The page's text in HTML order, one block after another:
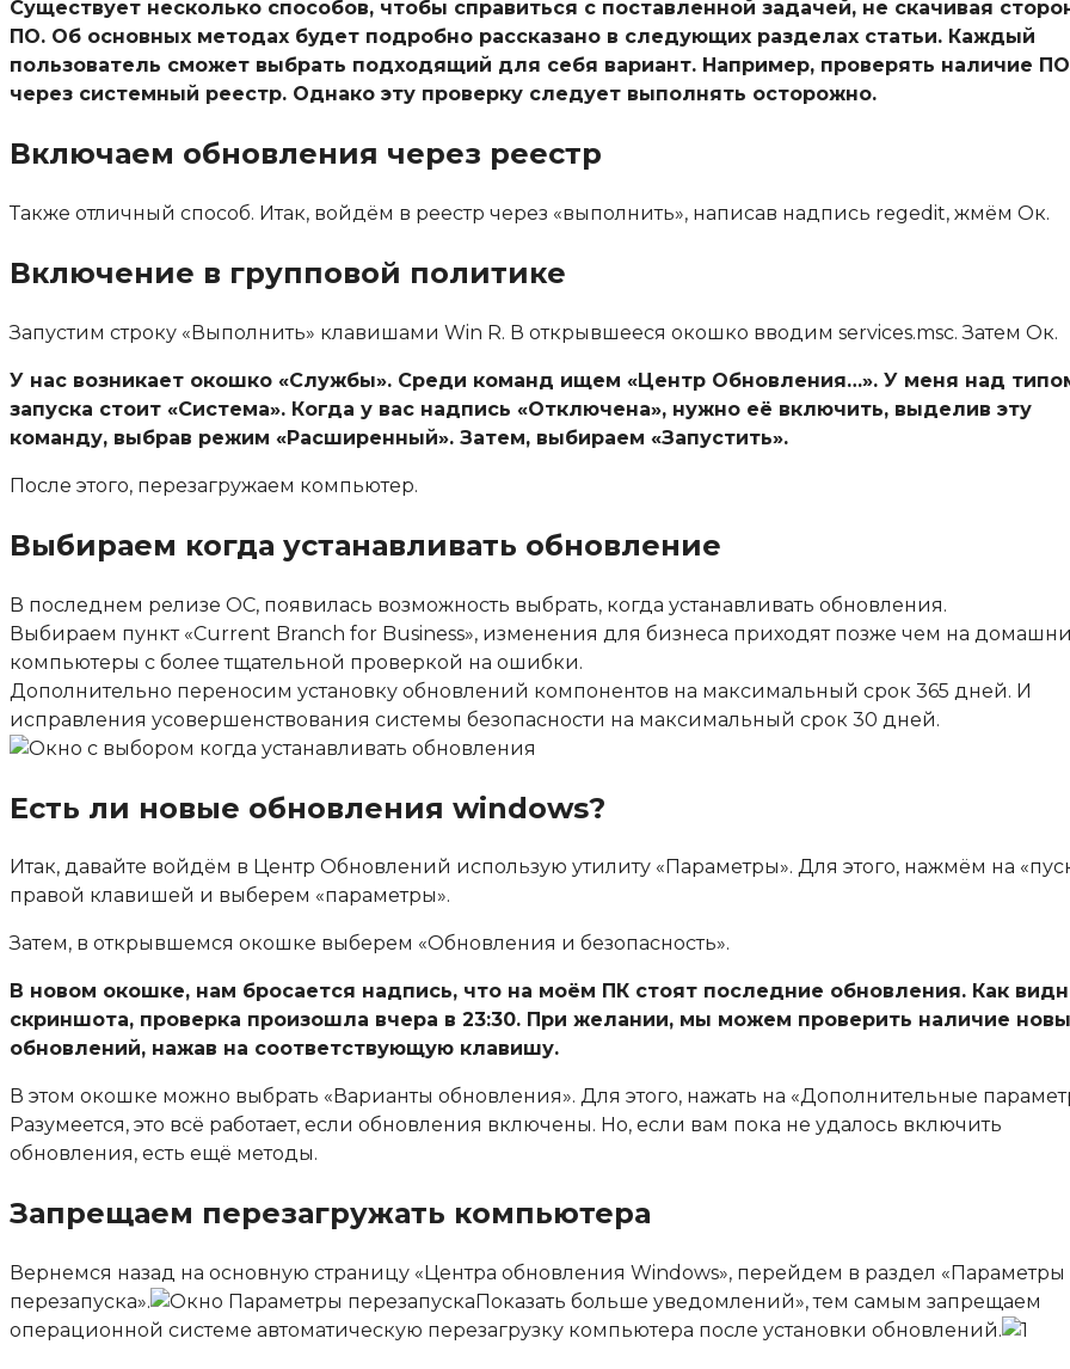
Существует несколько способов, чтобы справиться с поставленной задачей, не скачивая
ПО. Об основных методах будет подробно рассказано в следующих разделах статьи. Каждый
пользователь сможет выбрать подходящий для себя вариант. Например, проверять наличие ПО
через системный реестр. Однако эту проверку следует выполнять осторожно.
Включаем обновления через реестр
Также отличный способ. Итак, войдём в реестр через «выполнить», написав надпись regedit, жмём Ок.
Включение в групповой политике
Запустим строку «Выполнить» клавишами Win R. В открывшееся окошко вводим services.msc. Затем Ок.
У нас возникает окошко «Службы». Среди команд ищем «Центр Обновления…». У меня над
запуска стоит «Система». Когда у вас надпись «Отключена», нужно её включить, выделив эту
команду, выбрав режим «Расширенный». Затем, выбираем «Запустить».
После этого, перезагружаем компьютер.
Выбираем когда устанавливать обновление
В последнем релизе ОС, появилась возможность выбрать, когда устанавливать обновления.
Выбираем пункт «Current Branch for Business», изменения для бизнеса приходят позже чем на
компьютеры с более тщательной проверкой на ошибки.
Дополнительно переносим установку обновлений компонентов на максимальный срок 365 дней. И
исправления усовершенствования системы безопасности на максимальный срок 30 дней.
Есть ли новые обновления windows?
Итак, давайте войдём в Центр Обновлений использую утилиту «Параметры». Для этого, нажмём на
правой клавишей и выберем «параметры».
Затем, в открывшемся окошке выберем «Обновления и безопасность».
В новом окошке, нам бросается надпись, что на моём ПК стоят последние обновления. Как
скриншота, проверка произошла вчера в 23:30. При желании, мы можем проверить наличие
обновлений, нажав на соответствующую клавишу.
В этом окошке можно выбрать «Варианты обновления». Для этого, нажать на «Дополнительные
Разумеется, это всё работает, если обновления включены. Но, если вам пока не удалось включить
обновления, есть ещё методы.
Запрещаем перезагружать компьютера
Вернемся назад на основную страницу « Центра обновления Windows», перейдем в раздел « Параметры
перезапуска». Показать больше уведомлений», тем самым запрещаем
операционной системе автоматическую перезагрузку компьютера после установки обновлений.